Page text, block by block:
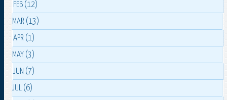
FEB (12)
MAR (13)
APR (1)
MAY (3)
JUN (7)
JUL (6)